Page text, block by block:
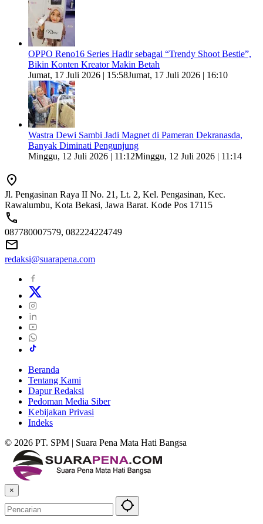
OPPO Reno16 Series Hadir sebagai “Trendy Shoot Bestie”,
Bikin Konten Kreator Makin Betah
Jumat, 17 Juli 2026 | 15:58Jumat, 17 Juli 2026 | 16:10
Wastra Dewi Sambi Jadi Magnet di Pameran Dekranasda,
Banyak Diminati Pengunjung
Minggu, 12 Juli 2026 | 11:12Minggu, 12 Juli 2026 | 11:14
Jl. Pengasinan Raya II No. 21, Lt. 2, Kel. Pengasinan, Kec.
Rawalumbu, Kota Bekasi, Jawa Barat. Kode Pos 17115
087780007579, 082224224749
redaksi@suarapena.com
Beranda
Tentang Kami
Dapur Redaksi
Pedoman Media Siber
Kebijakan Privasi
Indeks
© 2026 PT. SPM | Suara Pena Mata Hati Bangsa
×